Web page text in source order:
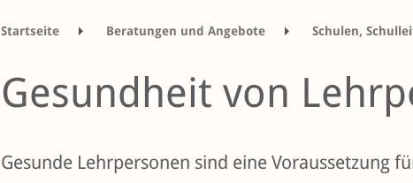
Startseite Beratungen und Angebote
Schulen,
Gesundheit von
Gesunde Lehrpersonen sind eine Voraussetzung